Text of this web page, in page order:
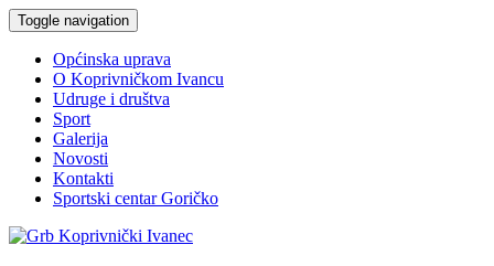
Toggle navigation
Općinska uprava
O Koprivničkom Ivancu
Udruge i društva
Sport
Galerija
Novosti
Kontakti
Sportski centar Goričko